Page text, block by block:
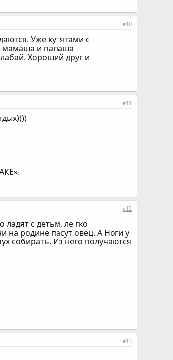
#10
Уже кутятами с
мамаша и папаша
Хороший друг и
#11
#12
с детьм, ле гко
на родине пасут овец. А Ноги у
собирать. Из него получаются
#13